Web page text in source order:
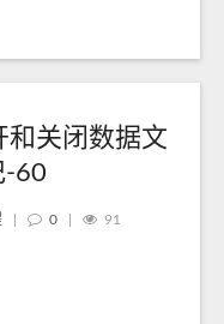
和关闭数据文
-60
0 91